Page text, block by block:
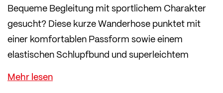
Bequeme Begleitung mit sportlichem Charakter
gesucht? Diese kurze Wanderhose punktet mit
einer komfortablen Passform sowie einem
elastischen Schlupfbund und superleichtem
Material.
Die perfekten Voraussetzungen für anstrengende